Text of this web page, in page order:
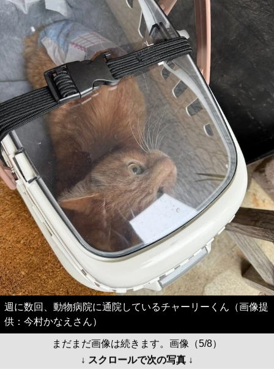
週に数回、動物病院に通院しているチャーリーくん（画像提
供：今村かなえさん）
まだまだ画像は続きます。画像（5/8）
↓ スクロールで次の写真 ↓